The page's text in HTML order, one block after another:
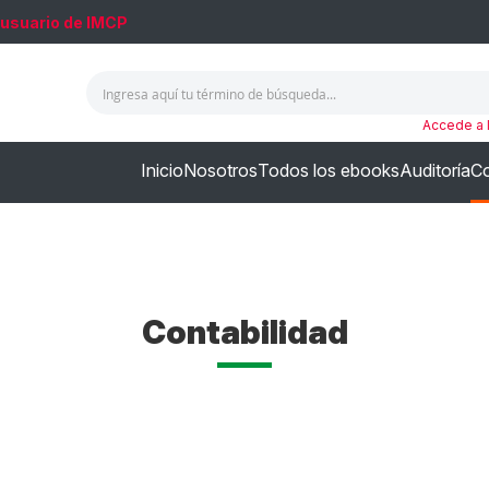
de IMCP
Accede a
InicioNosotrosTodos los ebooksAuditoría
Contabilidad